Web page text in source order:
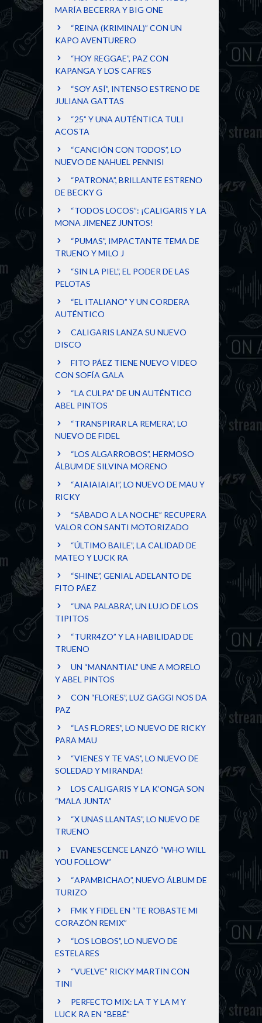
MARÍA BECERRA Y BIG ONE
“REINA (KRIMINAL)” CON UN
KAPO AVENTURERO
“HOY REGGAE”, PAZ CON
KAPANGA Y LOS CAFRES
“SOY ASÍ”, INTENSO ESTRENO DE
JULIANA GATTAS
“25” Y UNA AUTÉNTICA TULI
ACOSTA
“CANCIÓN CON TODOS”, LO
NUEVO DE NAHUEL PENNISI
“PATRONA”, BRILLANTE ESTRENO
DE BECKY G
“TODOS LOCOS”: ¡CALIGARIS Y LA
MONA JIMENEZ JUNTOS!
“PUMAS”, IMPACTANTE TEMA DE
TRUENO Y MILO J
“SIN LA PIEL”, EL PODER DE LAS
PELOTAS
“EL ITALIANO” Y UN CORDERA
AUTÉNTICO
CALIGARIS LANZA SU NUEVO
DISCO
FITO PÁEZ TIENE NUEVO VIDEO
CON SOFÍA GALA
“LA CULPA” DE UN AUTÉNTICO
ABEL PINTOS
“TRANSPIRAR LA REMERA”, LO
NUEVO DE FIDEL
“LOS ALGARROBOS”, HERMOSO
ÁLBUM DE SILVINA MORENO
“AIAIAIAIAI”, LO NUEVO DE MAU Y
RICKY
“SÁBADO A LA NOCHE” RECUPERA
VALOR CON SANTI MOTORIZADO
“ÚLTIMO BAILE”, LA CALIDAD DE
MATEO Y LUCK RA
“SHINE”, GENIAL ADELANTO DE
FITO PÁEZ
“UNA PALABRA”, UN LUJO DE LOS
TIPITOS
“TURR4ZO” Y LA HABILIDAD DE
TRUENO
UN “MANANTIAL” UNE A MORELO
Y ABEL PINTOS
CON “FLORES”, LUZ GAGGI NOS DA
PAZ
“LAS FLORES”, LO NUEVO DE RICKY
PARA MAU
“VIENES Y TE VAS”, LO NUEVO DE
SOLEDAD Y MIRANDA!
LOS CALIGARIS Y LA K’ONGA SON
“MALA JUNTA”
“X UNAS LLANTAS”, LO NUEVO DE
TRUENO
EVANESCENCE LANZÓ “WHO WILL
YOU FOLLOW”
“APAMBICHAO”, NUEVO ÁLBUM DE
TURIZO
FMK Y FIDEL EN “TE ROBASTE MI
CORAZÓN REMIX”
“LOS LOBOS”, LO NUEVO DE
ESTELARES
“VUELVE” RICKY MARTIN CON
TINI
PERFECTO MIX: LA T Y LA M Y
LUCK RA EN “BEBÉ”